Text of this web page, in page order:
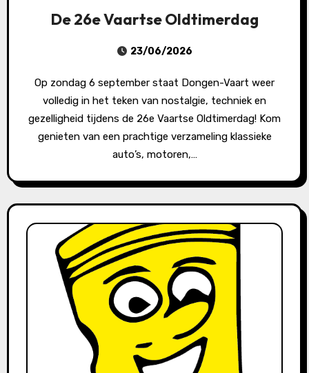
De 26e Vaartse Oldtimerdag
23/06/2026
Op zondag 6 september staat Dongen-Vaart weer
volledig in het teken van nostalgie, techniek en
gezelligheid tijdens de 26e Vaartse Oldtimerdag! Kom
genieten van een prachtige verzameling klassieke
auto’s, motoren,…